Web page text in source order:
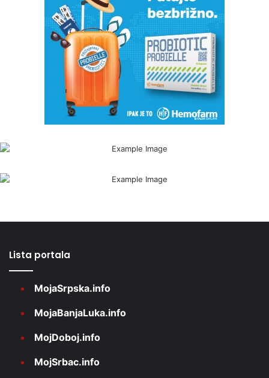
Lista portala
MojaSrpska.info
MojaBanjaLuka.info
MojDoboj.info
MojSrbac.info